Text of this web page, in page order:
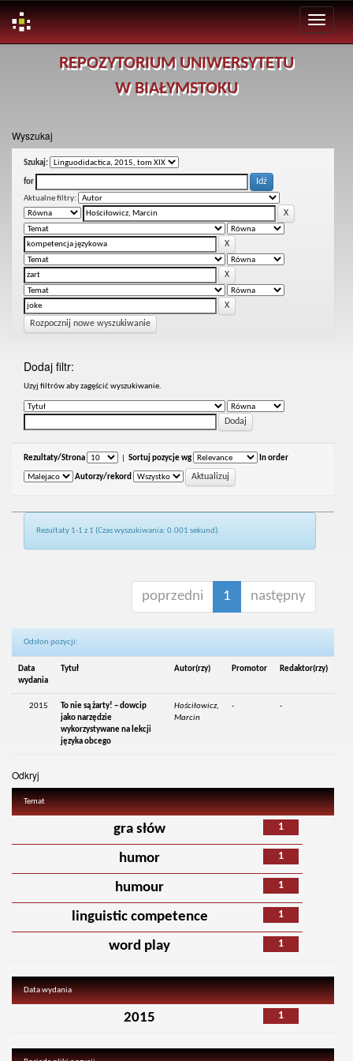
REPOZYTORIUM UNIWERSYTETU
W BIAŁYMSTOKU
Wyszukaj
Szukaj:
for
Aktualne filtry:
Rozpocznij nowe wyszukiwanie
Dodaj filtr:
Uzyj filtrów aby zagęścić wyszukiwanie.
Rezultaty/Strona Sortuj pozycje wg In order
Autorzy/rekord
Rezultaty 1-1 z 1 (Czas wyszukiwania: 0.001 sekund).
poprzedni 1 następny
Odsłon pozycji:
Data
wydania
Tytuł Autor(rzy) Promotor Redaktor(rzy)
2015
To nie są żarty! – dowcip
jako narzędzie
wykorzystywane na lekcji
języka obcego
Hościłowicz,
Marcin
- -
Odkryj
Temat
1
gra słów
1
humor
1
humour
1
linguistic competence
1
word play
Data wydania
1
2015